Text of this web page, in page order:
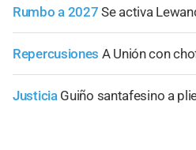
Rumbo a 2027 Se activa
Repercusiones A Unión con
Justicia Guiño santafesino a